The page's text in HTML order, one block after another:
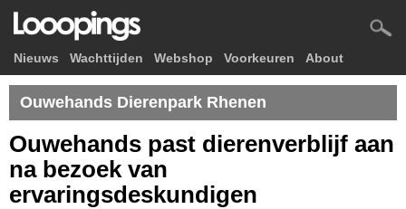
Nieuws Wachttijden Webshop Voorkeuren About
Ouwehands Dierenpark Rhenen
Ouwehands past dierenverblijf aan
na bezoek van
ervaringsdeskundigen